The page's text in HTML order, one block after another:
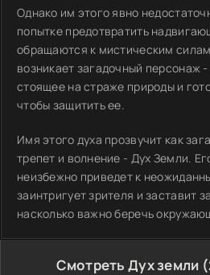
Однако им этого явно
попытке предотвратить
обращаются к мистическим
возникает загадочный персонаж
стоящее на страже природы и
чтобы защитить ее.
Имя этого духа прозвучит как
трепет и волнение - Дух Земли.
неизбежно приведет к
заинтригует зрителя и заставит
насколько важно беречь
Смотреть Дух земли